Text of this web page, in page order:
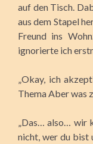
auf den Tisch.
aus dem Stapel
Freund ins
ignorierte ich
„Okay, ich
Thema Aber was
„Das… also… wir
nicht, wer du bist